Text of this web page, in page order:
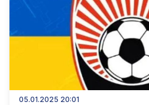
05.01.2025 20:01